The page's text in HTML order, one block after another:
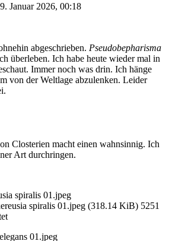
9. Januar 2026, 00:18
abgeschrieben. Pseudobepharisma
überleben. Ich habe heute wieder mal in
Immer noch was drin. Ich hänge
von der Weltlage abzulenken. Leider
Closterien macht einen wahnsinnig. Ich
Art durchringen.
spiralis 01.jpeg (318.14 KiB) 5251